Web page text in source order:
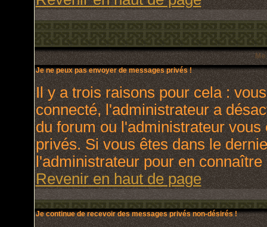
Je ne peux pas envoyer de messages privés !
Il y a trois raisons pour cela :
connecté, l'administrateur a
du forum ou l'administrateur
privés. Si vous êtes dans le
l'administrateur pour en connaître
Revenir en haut de page
Je continue de recevoir des messages privés non-désirés !